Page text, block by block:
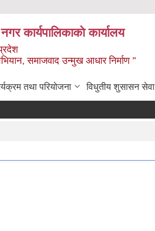
कार्यपालिकाकाे कार्यालय
समाजवाद उन्मुख आधार निर्माण "
तथा परियोजना विधुतीय शुसासन सेवा